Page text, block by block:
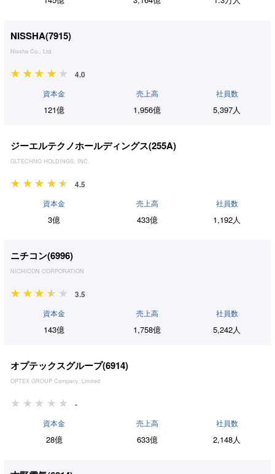
NISSHA(7915)
Nissha Co., Ltd.
4.0
資本金
121億
売上高
1,956億
社員数
5,397人
ジーエルテクノホールディングス(255A)
GLTECHNO HOLDINGS, INC.
4.5
資本金
3億
売上高
433億
社員数
1,192人
ニチコン(6996)
NICHICON CORPORATION
3.5
資本金
143億
売上高
1,758億
社員数
5,242人
オプテックスグループ(6914)
OPTEX GROUP Company, Limited
-
資本金
28億
売上高
633億
社員数
2,148人